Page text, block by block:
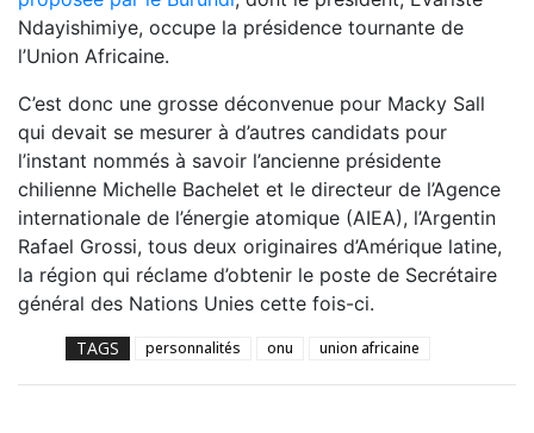
Ndayishimiye, occupe la présidence tournante de
l’Union Africaine.
C’est donc une grosse déconvenue pour Macky Sall
qui devait se mesurer à d’autres candidats pour
l’instant nommés à savoir l’ancienne présidente
chilienne Michelle Bachelet et le directeur de l’Agence
internationale de l’énergie atomique (AIEA), l’Argentin
Rafael Grossi, tous deux originaires d’Amérique latine,
la région qui réclame d’obtenir le poste de Secrétaire
général des Nations Unies cette fois-ci.
TAGS personnalités onu union africaine